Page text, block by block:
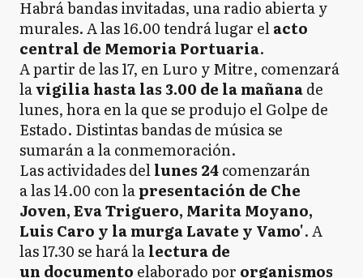
Habrá bandas invitadas, una radio abierta y
murales. A las 16.00 tendrá lugar elacto
central de Memoria Portuaria.
A partir de las 17, en Luro y Mitre, comenzará
lavigiliahasta las 3.00 de la mañanade
lunes, hora en la que se produjo el Golpe de
Estado. Distintas bandas de música se
sumarán a la conmemoración.
Las actividades dellunes 24comenzarán
a las 14.00 con lapresentación de Che
Joven, Eva Triguero, Marita Moyano,
Luis Caro y la murga Lavate y Vamo'. A
las 17.30 se hará lalectura de
un documento elaborado por organismos